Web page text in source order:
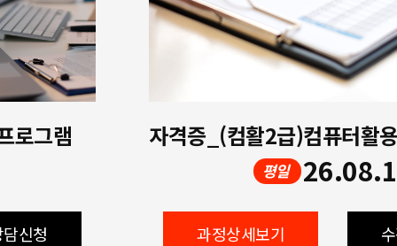
로그램
신청
평일
과정상세보기